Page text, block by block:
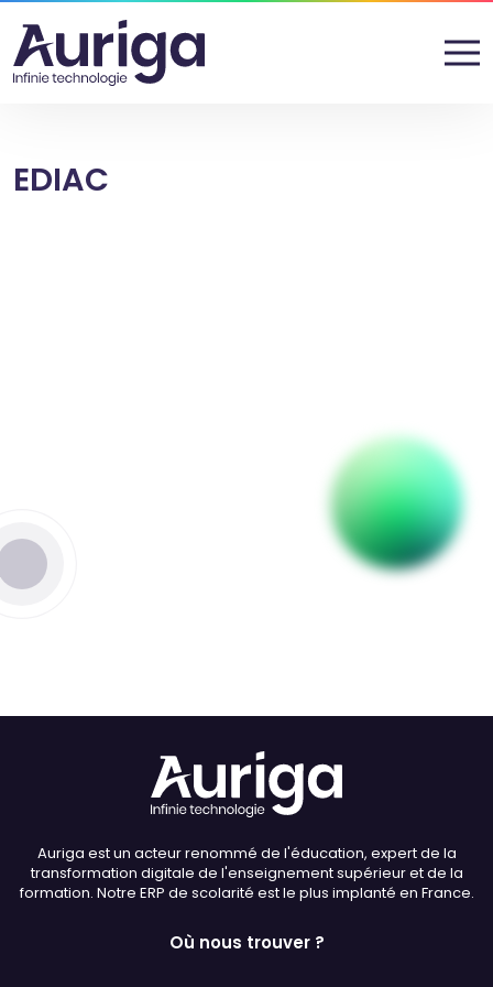
EDIAC
Auriga est un acteur renommé de l'éducation, expert de la
transformation digitale de l'enseignement supérieur et de la
formation. Notre ERP de scolarité est le plus implanté en France.
Où nous trouver ?
Police (dyslexie)
Défaut Adapter
Taille du texte
Défaut Augmenter